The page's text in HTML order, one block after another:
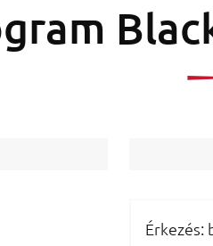
Érkezés: